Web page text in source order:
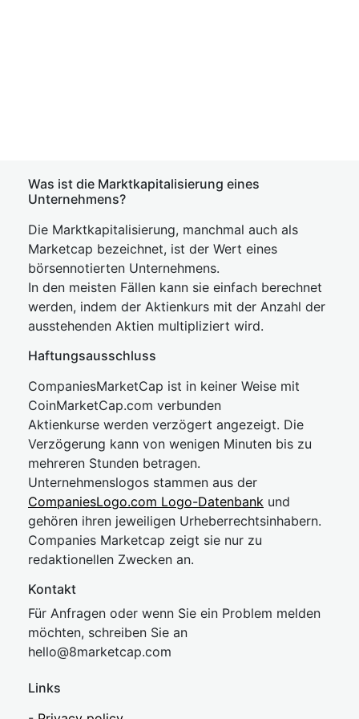
Was ist die Marktkapitalisierung eines
Unternehmens?
Die Marktkapitalisierung, manchmal auch als
Marketcap bezeichnet, ist der Wert eines
börsennotierten Unternehmens.
In den meisten Fällen kann sie einfach berechnet
werden, indem der Aktienkurs mit der Anzahl der
ausstehenden Aktien multipliziert wird.
Haftungsausschluss
CompaniesMarketCap ist in keiner Weise mit
CoinMarketCap.com verbunden
Aktienkurse werden verzögert angezeigt. Die
Verzögerung kann von wenigen Minuten bis zu
mehreren Stunden betragen.
Unternehmenslogos stammen aus der
CompaniesLogo.com Logo-Datenbank und
gehören ihren jeweiligen Urheberrechtsinhabern.
Companies Marketcap zeigt sie nur zu
redaktionellen Zwecken an.
Kontakt
Für Anfragen oder wenn Sie ein Problem melden
möchten, schreiben Sie an
hello@8marketcap.com
Links